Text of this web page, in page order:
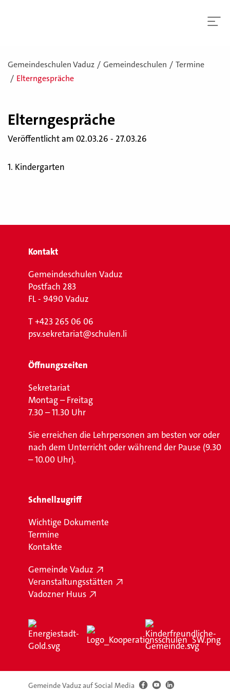
Gemeindeschulen Vaduz Gemeindeschulen
Termine
Elterngespräche
El­tern­ge­sprä­che
Veröffentlicht am 02.03.26 - 27.03.26
1. Kindergarten
Kontakt
Gemeindeschulen Vaduz
Postfach 283
FL - 9490 Vaduz
T+423 265 06 06
psv.sekretariat@schulen.li
Öffnungszeiten
Sekretariat
Montag – Freitag
7.30 – 11.30 Uhr
Sie erreichen die Lehrpersonen am besten vor oder
nach dem Unterricht oder während der Pause (9.30
– 10.00 Uhr).
Schnellzugriff
Wichtige Dokumente
Termine
Kontakte
Gemeinde Vaduz
Veranstaltungsstätten
Vadozner Huus
Gemeinde Vaduz auf Social Media